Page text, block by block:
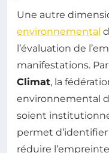
Une autre
environnemental
l’évaluation de
manifestations.
Climat, la
environnemental
soient
permet
réduire